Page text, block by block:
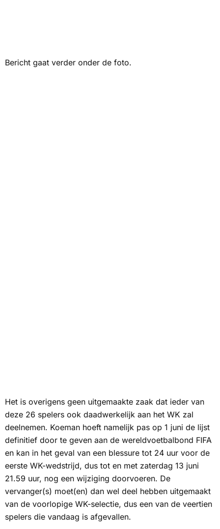
Bericht gaat verder onder de foto.
Het is overigens geen uitgemaakte zaak dat ieder van
deze 26 spelers ook daadwerkelijk aan het WK zal
deelnemen. Koeman hoeft namelijk pas op 1 juni de lijst
definitief door te geven aan de wereldvoetbalbond FIFA
en kan in het geval van een blessure tot 24 uur voor de
eerste WK-wedstrijd, dus tot en met zaterdag 13 juni
21.59 uur, nog een wijziging doorvoeren. De
vervanger(s) moet(en) dan wel deel hebben uitgemaakt
van de voorlopige WK-selectie, dus een van de veertien
spelers die vandaag is afgevallen.